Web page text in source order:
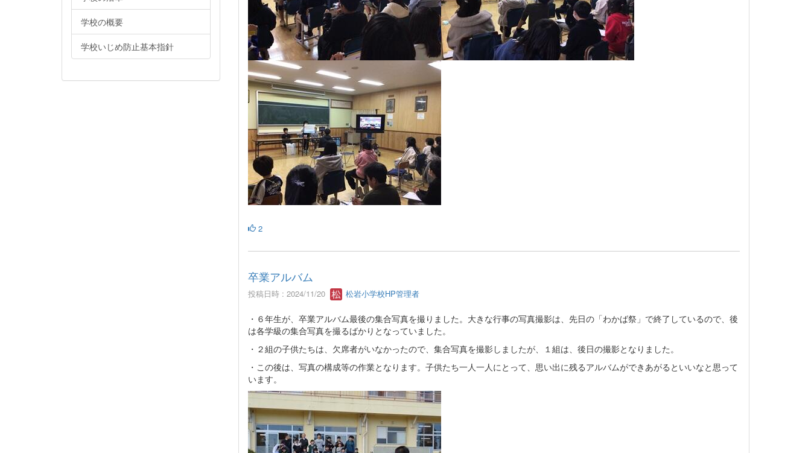
2
卒業アルバム
投稿日時 : 2024/11/20 松岩小学校HP管理者
・６年生が、卒業アルバム最後の集合写真を撮りました。大きな行事の写真撮影は、先日の「わかば祭」で終了しているので、後
は各学級の集合写真を撮るばかりとなっていました。
・２組の子供たちは、欠席者がいなかったので、集合写真を撮影しましたが、１組は、後日の撮影となりました。
・この後は、写真の構成等の作業となります。子供たち一人一人にとって、思い出に残るアルバムができあがるといいなと思って
います。
学校の概要
学校いじめ防止基本指針